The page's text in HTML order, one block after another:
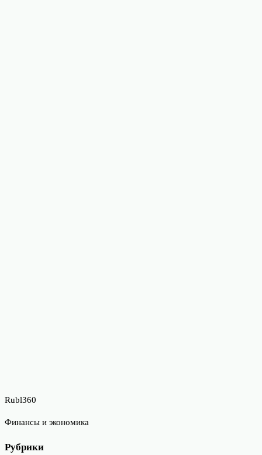
Rubl360
Финансы и экономика
Рубрики